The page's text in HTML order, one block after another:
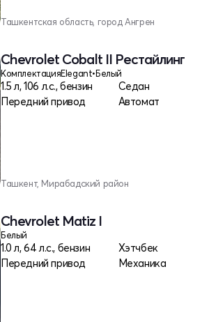
Ташкентская область, город Ангрен
Chevrolet Cobalt II Рестайлинг
КомплектацияElegant•Белый
1.5 л, 106 л.с., бензин
Седан
Передний привод
Автомат
Ташкент, Мирабадский район
Chevrolet Matiz I
Белый
1.0 л, 64 л.с., бензин
Хэтчбек
Передний привод
Механика